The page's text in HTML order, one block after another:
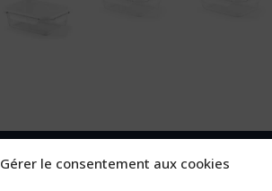
Gérer le consentement aux cookies